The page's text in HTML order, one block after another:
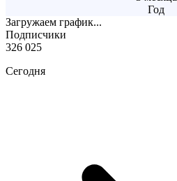
Год
Загружаем график...
Подписчики
326 025
Сегодня